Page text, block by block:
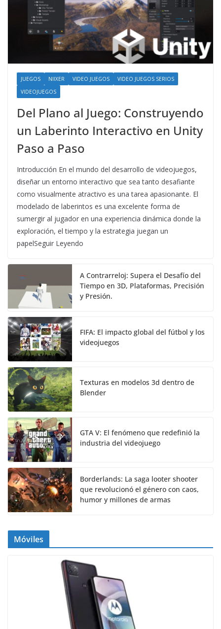
JUEGOS NIIXER VIDEO JUEGOS
VIDEO JUEGOS SERIOS
VIDEOJUEGOS
Del Plano al Juego: Construyendo
un Laberinto Interactivo en Unity
Paso a Paso
Introducción En el mundo del desarrollo de videojuegos,
diseñar un entorno interactivo que sea tanto desafiante
como visualmente atractivo es una tarea apasionante. El
modelado de laberintos es una excelente forma de
sumergir al jugador en una experiencia dinámica donde la
exploración, el tiempo y la estrategia juegan un
papelSeguir Leyendo
A Contrarreloj: Supera el Desafío del
Tiempo en 3D, Plataformas, Precisión
y Presión.
FIFA: El impacto global del fútbol y los
videojuegos
Texturas en modelos 3d dentro de
Blender
GTA V: El fenómeno que redefinió la
industria del videojuego
Borderlands: La saga looter shooter
que revolucionó el género con caos,
humor y millones de armas
Móviles